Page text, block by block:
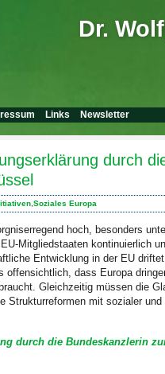
Dr.
Links Newsletter
durch
Soziales Europa
hoch, besonders
Mitgliedstaaten kontinuierlich
Entwicklung in der EU
dass Europa
Gleichzeitig müssen die
Strukturreformen mit sozialer
durch die Bundeskanzlerin